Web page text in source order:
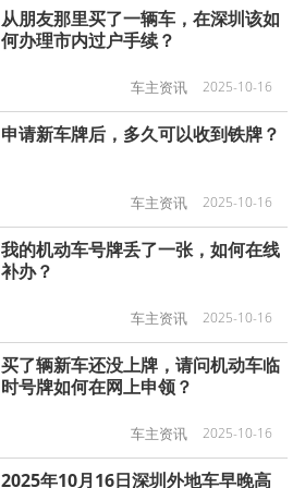
从朋友那里买了一辆车，在深圳该如
何办理市内过户手续？
车主资讯 2025-10-16
申请新车牌后，多久可以收到铁牌？
车主资讯 2025-10-16
我的机动车号牌丢了一张，如何在线
补办？
车主资讯 2025-10-16
买了辆新车还没上牌，请问机动车临
时号牌如何在网上申领？
车主资讯 2025-10-16
2025年10月16日深圳外地车早晚高